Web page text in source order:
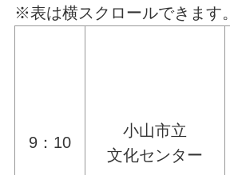
※表は横スクロールできます。
9：10
小山市立
文化センター